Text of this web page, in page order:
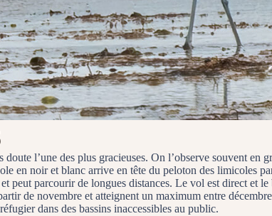
l’une des plus gracieuses. On l’observe souvent en
en noir et blanc arrive en tête du peloton des limicoles
peut parcourir de longues distances. Le vol est direct et
de novembre et atteignent un maximum entre
dans des bassins inaccessibles au public.